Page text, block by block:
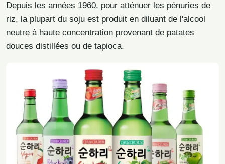
Depuis les années 1960, pour atténuer les pénuries de
riz, la plupart du soju est produit en diluant de l'alcool
neutre à haute concentration provenant de patates
douces distillées ou de tapioca.